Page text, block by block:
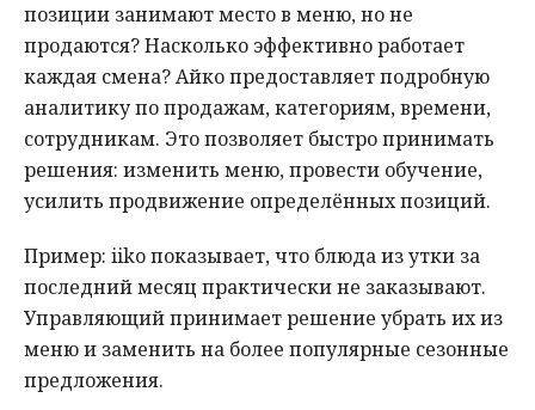
позиции занимают место в меню, но не
продаются? Насколько эффективно работает
каждая смена? Айко предоставляет подробную
аналитику по продажам, категориям, времени,
сотрудникам. Это позволяет быстро принимать
решения: изменить меню, провести обучение,
усилить продвижение определённых позиций.
Пример: iiko показывает, что блюда из утки за
последний месяц практически не заказывают.
Управляющий принимает решение убрать их из
меню и заменить на более популярные сезонные
предложения.